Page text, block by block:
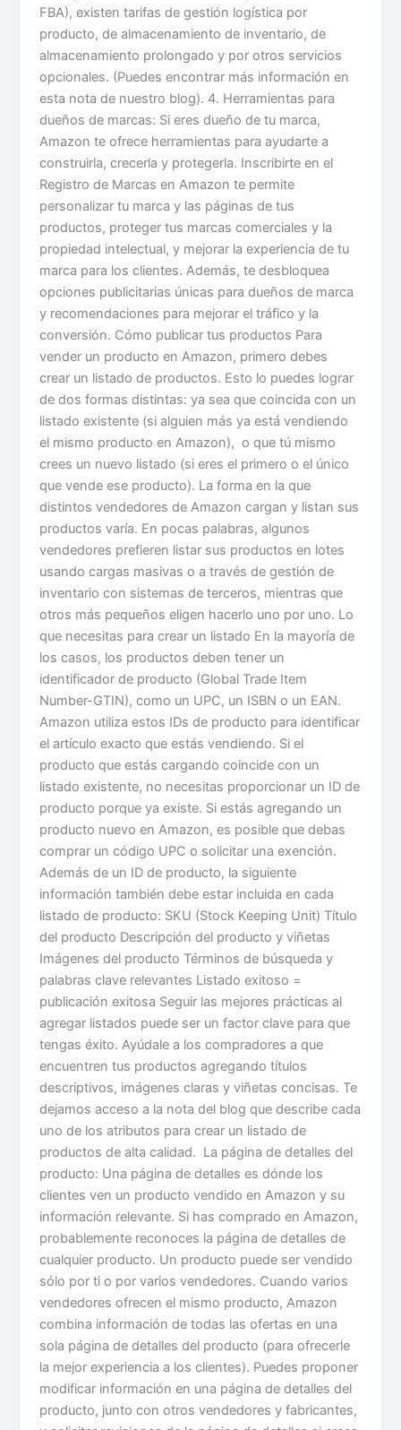
FBA), existen tarifas de gestión logística por
producto, de almacenamiento de inventario, de
almacenamiento prolongado y por otros servicios
opcionales. (Puedes encontrar más información en
esta nota de nuestro blog). 4. Herramientas para
dueños de marcas: Si eres dueño de tu marca,
Amazon te ofrece herramientas para ayudarte a
construirla, crecerla y protegerla. Inscribirte en el
Registro de Marcas en Amazon te permite
personalizar tu marca y las páginas de tus
productos, proteger tus marcas comerciales y la
propiedad intelectual, y mejorar la experiencia de tu
marca para los clientes. Además, te desbloquea
opciones publicitarias únicas para dueños de marca
y recomendaciones para mejorar el tráfico y la
conversión. Cómo publicar tus productos Para
vender un producto en Amazon, primero debes
crear un listado de productos. Esto lo puedes lograr
de dos formas distintas: ya sea que coincida con un
listado existente (si alguien más ya está vendiendo
el mismo producto en Amazon), o que tú mismo
crees un nuevo listado (si eres el primero o el único
que vende ese producto). La forma en la que
distintos vendedores de Amazon cargan y listan sus
productos varía. En pocas palabras, algunos
vendedores prefieren listar sus productos en lotes
usando cargas masivas o a través de gestión de
inventario con sistemas de terceros, mientras que
otros más pequeños eligen hacerlo uno por uno. Lo
que necesitas para crear un listado En la mayoría de
los casos, los productos deben tener un
identificador de producto (Global Trade Item
Number-GTIN), como un UPC, un ISBN o un EAN.
Amazon utiliza estos IDs de producto para identificar
el artículo exacto que estás vendiendo. Si el
producto que estás cargando coincide con un
listado existente, no necesitas proporcionar un ID de
producto porque ya existe. Si estás agregando un
producto nuevo en Amazon, es posible que debas
comprar un código UPC o solicitar una exención.
Además de un ID de producto, la siguiente
información también debe estar incluida en cada
listado de producto: SKU (Stock Keeping Unit) Título
del producto Descripción del producto y viñetas
Imágenes del producto Términos de búsqueda y
palabras clave relevantes Listado exitoso =
publicación exitosa Seguir las mejores prácticas al
agregar listados puede ser un factor clave para que
tengas éxito. Ayúdale a los compradores a que
encuentren tus productos agregando títulos
descriptivos, imágenes claras y viñetas concisas. Te
dejamos acceso a la nota del blog que describe cada
uno de los atributos para crear un listado de
productos de alta calidad. La página de detalles del
producto: Una página de detalles es dónde los
clientes ven un producto vendido en Amazon y su
información relevante. Si has comprado en Amazon,
probablemente reconoces la página de detalles de
cualquier producto. Un producto puede ser vendido
sólo por ti o por varios vendedores. Cuando varios
vendedores ofrecen el mismo producto, Amazon
combina información de todas las ofertas en una
sola página de detalles del producto (para ofrecerle
la mejor experiencia a los clientes). Puedes proponer
modificar información en una página de detalles del
producto, junto con otros vendedores y fabricantes,